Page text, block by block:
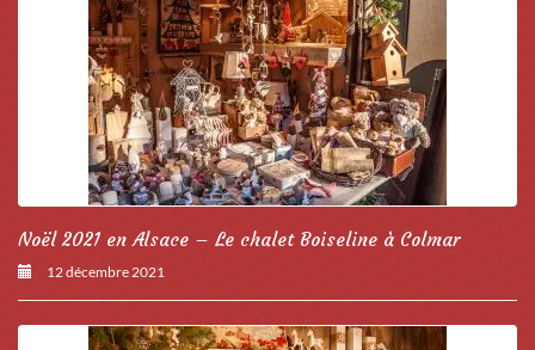
Noël 2021 en Alsace – Le chalet Boiseline à Colmar
12 décembre 2021